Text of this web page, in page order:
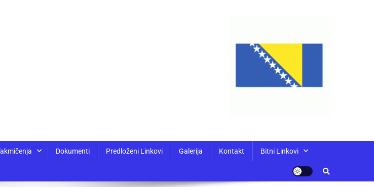
Dokumenti Predloženi Linkovi Galerija Kontakt Bitni Linkovi